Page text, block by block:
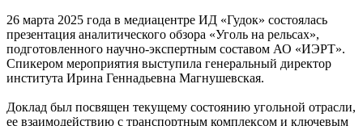
26 марта 2025 года в медиацентре ИД «Гудок» состоялась
презентация аналитического обзора «Уголь на рельсах»,
подготовленного научно-экспертным составом АО «ИЭРТ».
Спикером мероприятия выступила генеральный директор
института Ирина Геннадьевна Магнушевская.
Доклад был посвящен текущему состоянию угольной отрасли,
ее взаимодействию с транспортным комплексом и ключевым